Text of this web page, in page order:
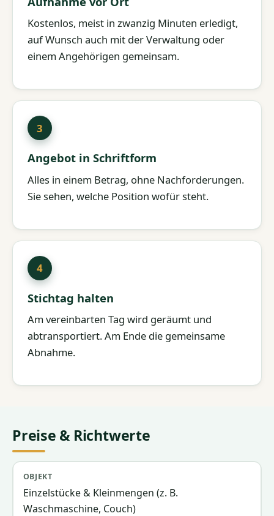
Kostenlos, meist in zwanzig Minuten erledigt,
auf Wunsch auch mit der Verwaltung oder
einem Angehörigen gemeinsam.
Angebot in Schriftform
Alles in einem Betrag, ohne Nachforderungen.
Sie sehen, welche Position wofür steht.
Stichtag halten
Am vereinbarten Tag wird geräumt und
abtransportiert. Am Ende die gemeinsame
Abnahme.
Preise & Richtwerte
Objekt
Einzelstücke & Kleinmengen (z. B.
Waschmaschine, Couch)